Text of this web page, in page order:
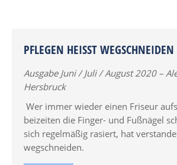
PFLEGEN HEISST WEGSCHNEIDEN
Ausgabe Juni / Juli / August 2020 –
Hersbruck
Wer immer wieder einen Friseur
beizeiten die Finger- und Fußnägel
sich regelmäßig rasiert, hat
wegschneiden.